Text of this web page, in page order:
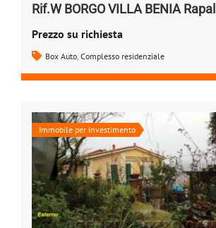
Prezzo su richiesta
Box Auto Complesso residenziale
Immobile per investimento